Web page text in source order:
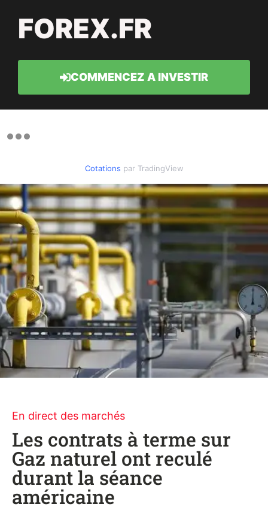
FOREX.FR
COMMENCEZ A INVESTIR
Cotations par TradingView
En direct des marchés
Les contrats à terme sur
Gaz naturel ont reculé
durant la séance
américaine